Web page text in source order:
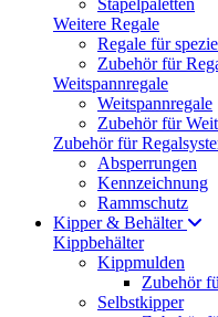
Stapelpaletten
Weitere Regale
Regale für
Zubehör für
Weitspannregale
Weitspannregale
Zubehör für
Zubehör für
Absperrungen
Kennzeichnung
Rammschutz
Kipper & Behälter
Kippbehälter
Kippmulden
Zubehör
Selbstkipper